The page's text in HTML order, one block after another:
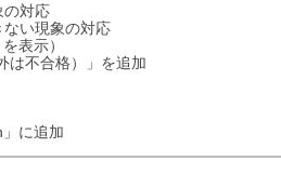
の対応
い現象の対応
表示）
は不合格）」を追加
に追加